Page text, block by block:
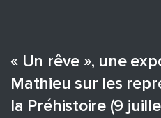
« Un rêve », une
Mathieu sur les
la Préhistoire (9